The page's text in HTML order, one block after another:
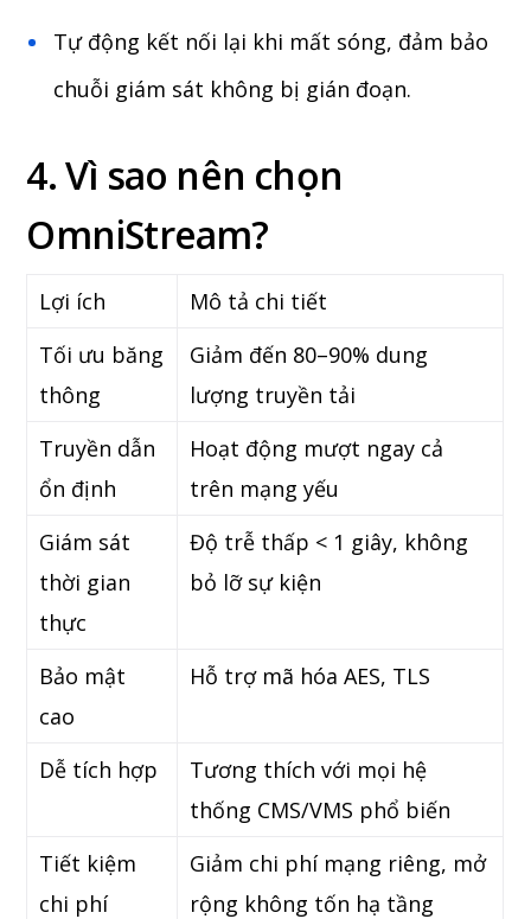
Tự động kết nối lại khi mất sóng, đảm bảo
chuỗi giám sát không bị gián đoạn.
4. Vì sao nên chọn
OmniStream?
Lợi ích
Mô tả chi tiết
Tối ưu băng
thông
Giảm đến 80–90% dung
lượng truyền tải
Truyền dẫn
ổn định
Hoạt động mượt ngay cả
trên mạng yếu
Giám sát
thời gian
thực
Độ trễ thấp < 1 giây, không
bỏ lỡ sự kiện
Bảo mật
cao
Hỗ trợ mã hóa AES, TLS
Dễ tích hợp
Tương thích với mọi hệ
thống CMS/VMS phổ biến
Tiết kiệm
chi phí
Giảm chi phí mạng riêng, mở
rộng không tốn hạ tầng